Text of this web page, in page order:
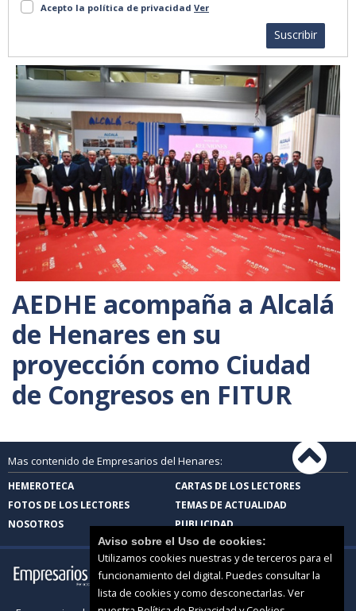
Acepto la política de privacidad Ver
Suscribir
AEDHE acompaña a Alcalá
de Henares en su
proyección como Ciudad
de Congresos en FITUR
Mas contenido de Empresarios del Henares:
HEMEROTECA
CARTAS DE LOS LECTORES
FOTOS DE LOS LECTORES
TEMAS DE ACTUALIDAD
NOSOTROS
PUBLICIDAD
Aviso sobre el Uso de cookies:
Utilizamos cookies nuestras y de terceros para el
funcionamiento del digital. Puedes consultar la
lista de cookies y como desconectarlas. Ver